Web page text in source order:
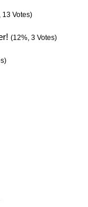
13 Votes)
(12%, 3 Votes)